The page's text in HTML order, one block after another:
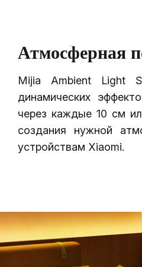
Атмосферная
Mijia Ambient Light
динамических
через каждые 10 см
создания нужной
устройствам Xiaomi.